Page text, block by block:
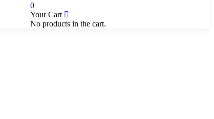
0
Your Cart
No products in the cart.